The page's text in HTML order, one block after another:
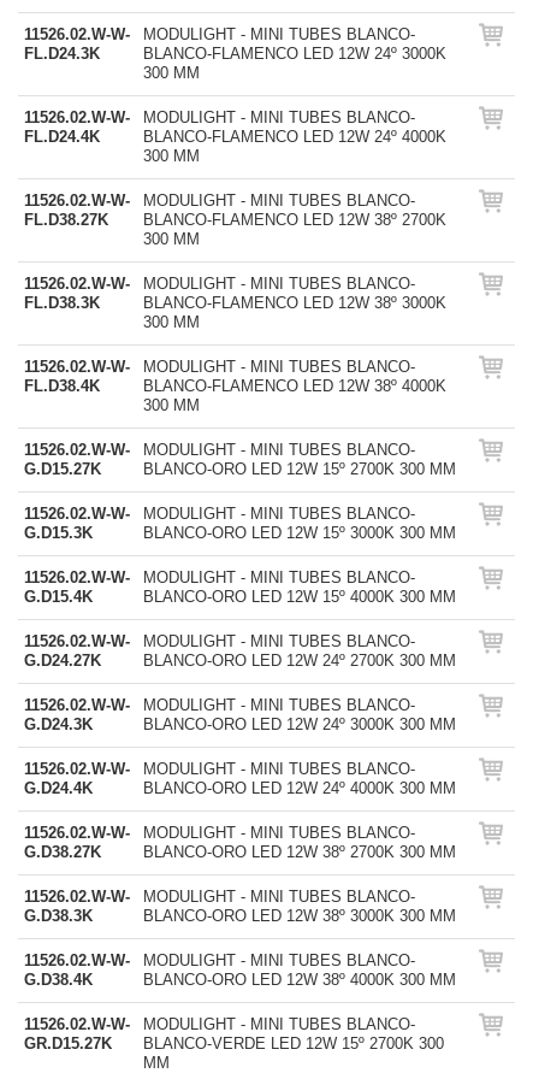
11526.02.W-W-
FL.D24.3K
MODULIGHT - MINI TUBES BLANCO-
BLANCO-FLAMENCO LED 12W 24º 3000K
300 MM
11526.02.W-W-
FL.D24.4K
MODULIGHT - MINI TUBES BLANCO-
BLANCO-FLAMENCO LED 12W 24º 4000K
300 MM
11526.02.W-W-
FL.D38.27K
MODULIGHT - MINI TUBES BLANCO-
BLANCO-FLAMENCO LED 12W 38º 2700K
300 MM
11526.02.W-W-
FL.D38.3K
MODULIGHT - MINI TUBES BLANCO-
BLANCO-FLAMENCO LED 12W 38º 3000K
300 MM
11526.02.W-W-
FL.D38.4K
MODULIGHT - MINI TUBES BLANCO-
BLANCO-FLAMENCO LED 12W 38º 4000K
300 MM
11526.02.W-W-
G.D15.27K
MODULIGHT - MINI TUBES BLANCO-
BLANCO-ORO LED 12W 15º 2700K 300 MM
11526.02.W-W-
G.D15.3K
MODULIGHT - MINI TUBES BLANCO-
BLANCO-ORO LED 12W 15º 3000K 300 MM
11526.02.W-W-
G.D15.4K
MODULIGHT - MINI TUBES BLANCO-
BLANCO-ORO LED 12W 15º 4000K 300 MM
11526.02.W-W-
G.D24.27K
MODULIGHT - MINI TUBES BLANCO-
BLANCO-ORO LED 12W 24º 2700K 300 MM
11526.02.W-W-
G.D24.3K
MODULIGHT - MINI TUBES BLANCO-
BLANCO-ORO LED 12W 24º 3000K 300 MM
11526.02.W-W-
G.D24.4K
MODULIGHT - MINI TUBES BLANCO-
BLANCO-ORO LED 12W 24º 4000K 300 MM
11526.02.W-W-
G.D38.27K
MODULIGHT - MINI TUBES BLANCO-
BLANCO-ORO LED 12W 38º 2700K 300 MM
11526.02.W-W-
G.D38.3K
MODULIGHT - MINI TUBES BLANCO-
BLANCO-ORO LED 12W 38º 3000K 300 MM
11526.02.W-W-
G.D38.4K
MODULIGHT - MINI TUBES BLANCO-
BLANCO-ORO LED 12W 38º 4000K 300 MM
11526.02.W-W-
GR.D15.27K
MODULIGHT - MINI TUBES BLANCO-
BLANCO-VERDE LED 12W 15º 2700K 300
MM